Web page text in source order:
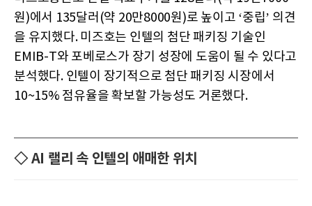
원)에서 135달러(약 20만8000원)로 높이고 ‘중립’ 의견
을 유지했다. 미즈호는 인텔의 첨단 패키징 기술인
EMIB-T와 포베로스가 장기 성장에 도움이 될 수 있다고
분석했다. 인텔이 장기적으로 첨단 패키징 시장에서
10~15% 점유율을 확보할 가능성도 거론했다.
◇ AI 랠리 속 인텔의 애매한 위치